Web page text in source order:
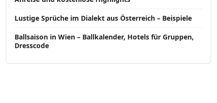
Lustige Sprüche im Dialekt aus Österreich – Beispiele
Ballsaison in Wien – Ballkalender, Hotels für Gruppen,
Dresscode